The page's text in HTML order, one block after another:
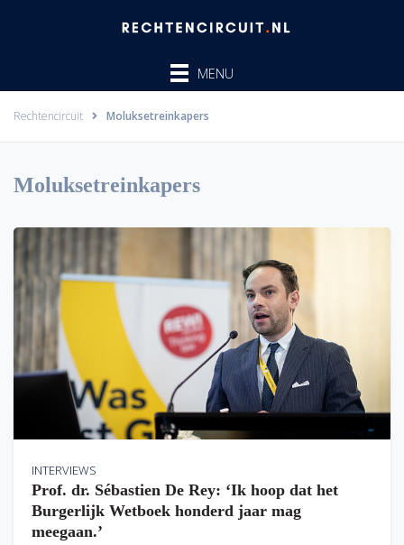
MENU
Rechtencircuit Moluksetreinkapers
Moluksetreinkapers
INTERVIEWS
Prof. dr. Sébastien De Rey: ‘Ik hoop dat het
Burgerlijk Wetboek honderd jaar mag
meegaan.’